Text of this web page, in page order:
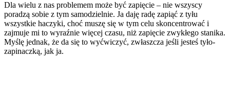
Dla wielu z nas problemem może być zapięcie – nie wszyscy
poradzą sobie z tym samodzielnie. Ja daję radę zapiąć z tyłu
wszystkie haczyki, choć muszę się w tym celu skoncentrować i
zajmuje mi to wyraźnie więcej czasu, niż zapięcie zwykłego stanika.
Myślę jednak, że da się to wyćwiczyć, zwłaszcza jeśli jesteś tyło-
zapinaczką, jak ja.